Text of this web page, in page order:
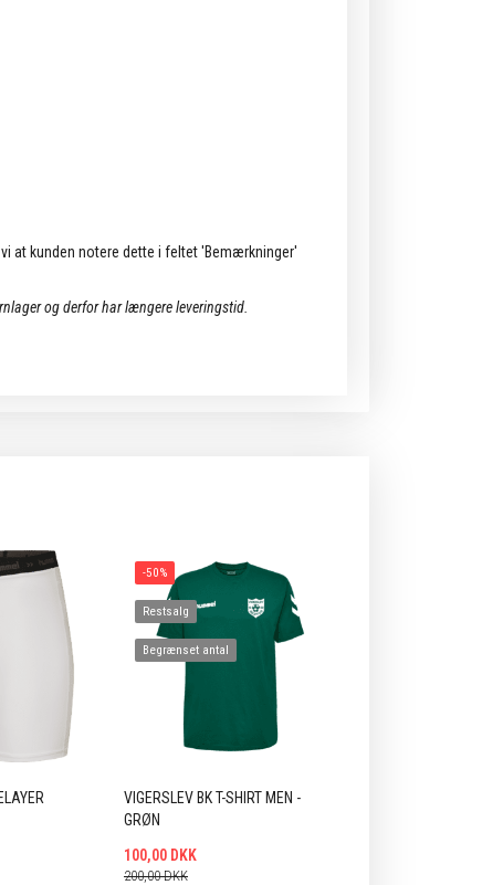
at kunden notere dette i feltet 'Bemærkninger'
og derfor har længere leveringstid.
-50%
Restsalg
Begrænset antal
VIGERSLEV BK T-SHIRT MEN -
GRØN
100,00 DKK
200,00 DKK